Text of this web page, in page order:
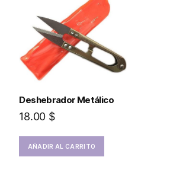
Deshebrador Metálico
18.00 $
AÑADIR AL CARRITO